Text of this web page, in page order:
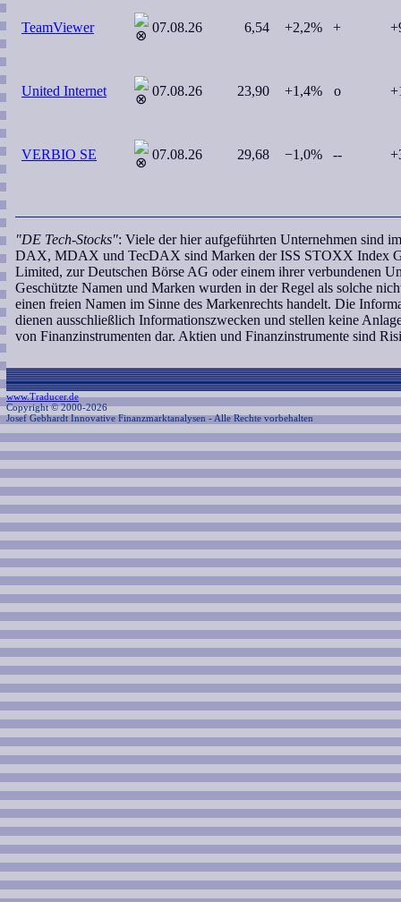
TeamViewer 07.08.26 6,54 +2,2% +
United Internet 07.08.26 23,90 +1,4% o
VERBIO SE 07.08.26 29,68 −1,0% --
"DE Tech-Stocks": Viele der hier aufgeführten Unternehmen sind
DAX, MDAX und TecDAX sind Marken der ISS STOXX Index
Limited, zur Deutschen Börse AG oder einem ihrer verbundenen
Geschützte Namen und Marken wurden in der Regel als solche
einen freien Namen im Sinne des Markenrechts handelt. Die
dienen ausschließlich Informationszwecken und stellen keine
von Finanzinstrumenten dar. Aktien und Finanzinstrumente sind
www.Traducer.de
Copyright © 2000-2026
Josef Gebhardt Innovative Finanzmarktanalysen - Alle Rechte vorbehalten